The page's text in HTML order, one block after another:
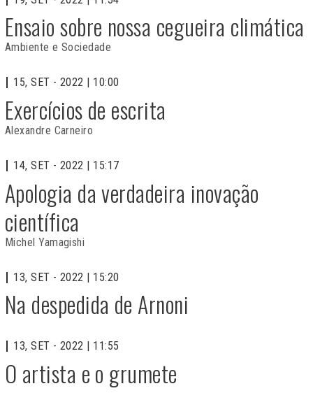
Ensaio sobre nossa cegueira climática
Ambiente e Sociedade
15, SET - 2022 | 10:00
Exercícios de escrita
Alexandre Carneiro
14, SET - 2022 | 15:17
Apologia da verdadeira inovação
científica
Michel Yamagishi
13, SET - 2022 | 15:20
Na despedida de Arnoni
13, SET - 2022 | 11:55
O artista e o grumete